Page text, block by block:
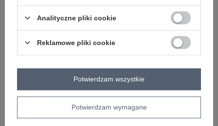
Zadzwoń+48 601 547 740 Zadaj pytanie
skład materiału : 95% mikromodal, 5% elastan
sposób prania : pranie w pralce w 30°C
styl
casual
codzienne
Analityczne pliki cookie
Reklamowe pliki cookie
Potwierdzam wymagane
Potwierdzam wszystkie